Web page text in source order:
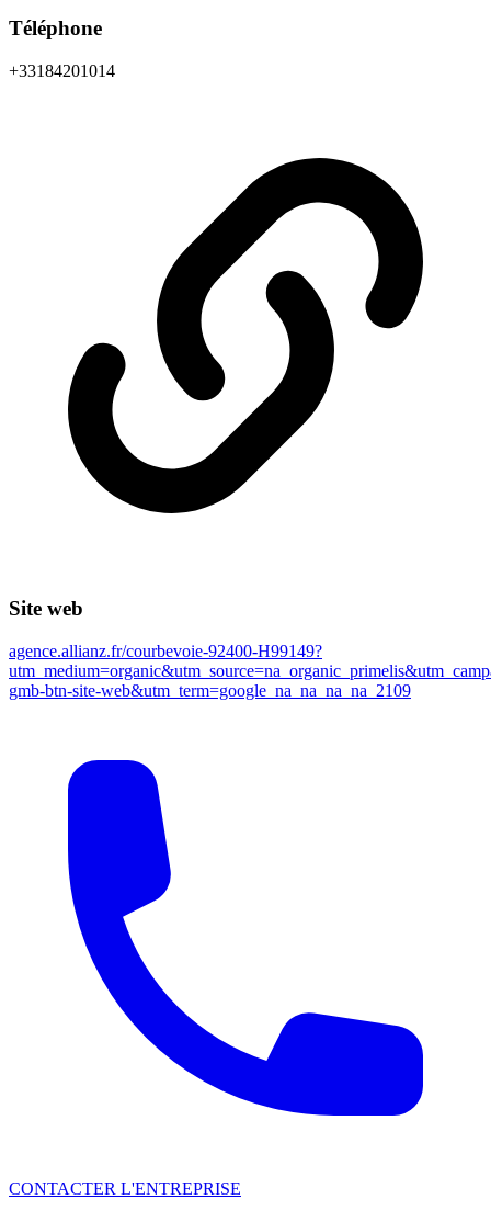
Téléphone
+33184201014
Site web
agence.allianz.fr/courbevoie-92400-H99149?
gmb-btn-site-web&utm_term=google_na_na_na_na_2109
CONTACTER L'ENTREPRISE